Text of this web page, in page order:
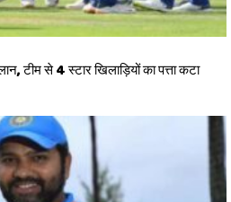
टीम से 4 स्टार खिलाड़ियों का पत्ता कटा